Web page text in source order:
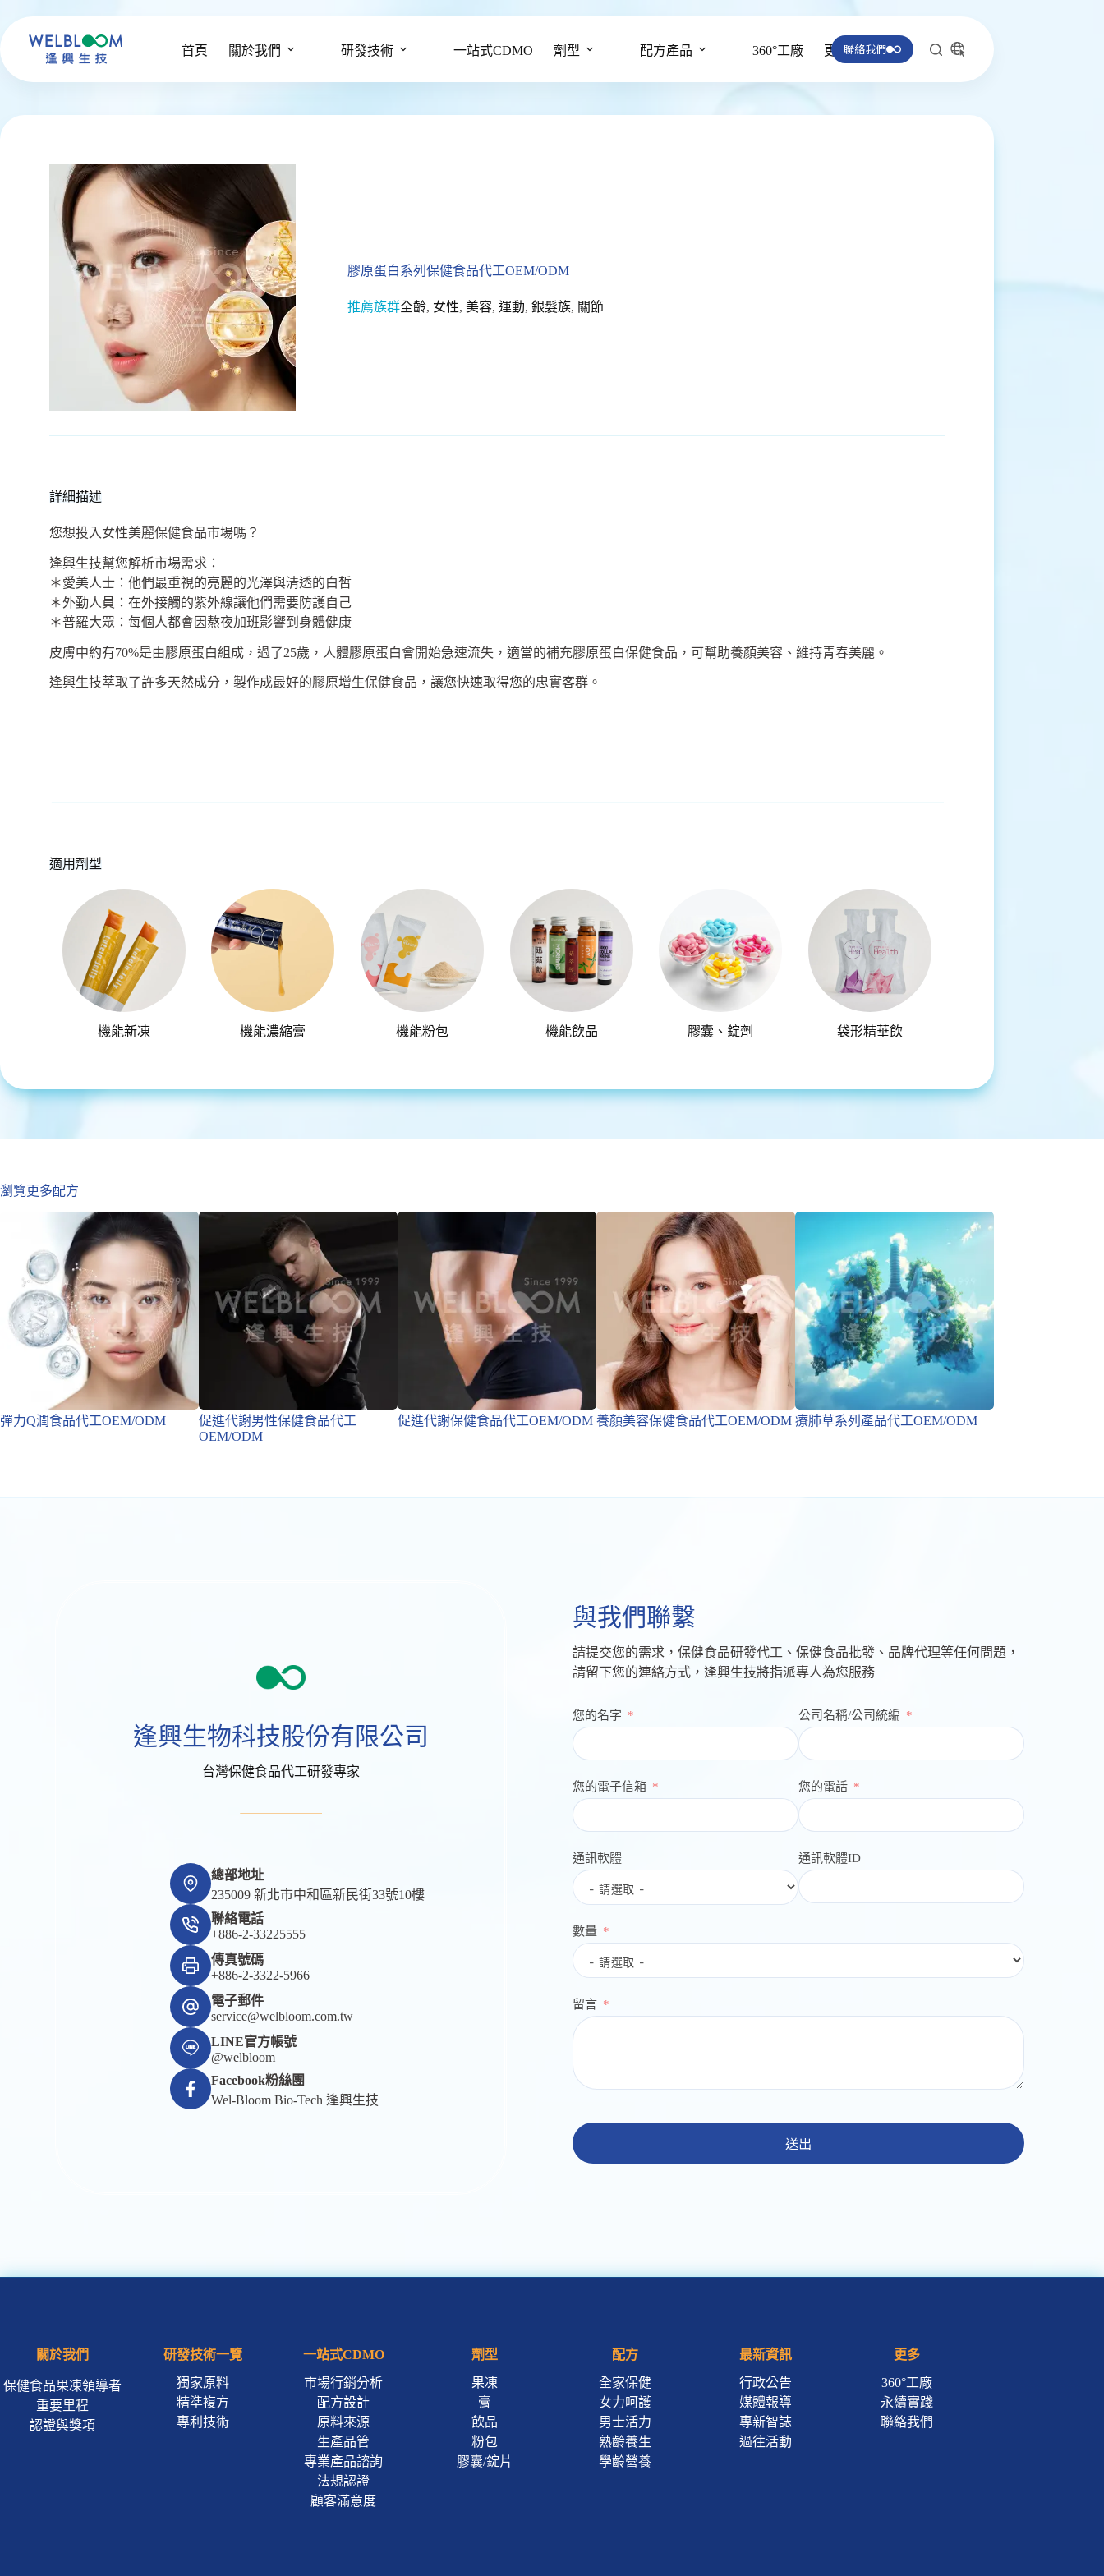
至
要
首頁 關於我們 研發技術 一站式CDMO 劑型 配方產品 360°工廠 更多聯絡我們
膠原蛋白系列保健食品代工OEM/ODM
推薦族群全齡, 女性,美容,運動,銀髮族, 關節
詳細描述
您想投入女性美麗保健食品市場嗎？
逢興生技幫您解析市場需求：
＊愛美人士：他們最重視的亮麗的光澤與清透的白皙
＊外勤人員：在外接觸的紫外線讓他們需要防護自己
＊普羅大眾：每個人都會因熬夜加班影響到身體健康
皮膚中約有70%是由膠原蛋白組成，過了25歲，人體膠原蛋白會開始急速流失，適當的補充膠原蛋白保健食品，可幫助養顏美容、維持青春美麗。
逢興生技萃取了許多天然成分，製作成最好的膠原增生保健食品，讓您快速取得您的忠實客群。
適用劑型
機能新凍 機能濃縮膏 機能粉包 機能飲品 膠囊、錠劑 袋形精華飲
瀏覽更多配方
彈力Q潤食品代工OEM/ODM
促進代謝男性保健食品代工
OEM/ODM
促進代謝保健食品代工OEM/ODM 養顏美容保健食品代工OEM/ODM 療肺草系列產品代工OEM/ODM
逢興生物科技股份有限公司
台灣保健食品代工研發專家
總部地址
235009 新北市中和區新民街33號10樓
聯絡電話
+886-2-33225555
傳真號碼
+886-2-3322-5966
電子郵件
service@welbloom.com.tw
LINE官方帳號
@welbloom
Facebook粉絲團
Wel-Bloom Bio-Tech 逢興生技
與我們聯繫
請提交您的需求，保健食品研發代工、保健食品批發、品牌代理等任何問題，
請留下您的連絡方式，逢興生技將指派專人為您服務
您的名字 公司名稱/公司統編
您的電子信箱 您的電話
通訊軟體 通訊軟體ID
數量
留言
送出
關於我們
保健食品果凍領導者
重要里程
認證與獎項
研發技術一覽
獨家原料
精準複方
專利技術
一站式CDMO
市場行銷分析
配方設計
原料來源
生產品管
專業產品諮詢
法規認證
顧客滿意度
劑型
果凍
膏
飲品
粉包
膠囊/錠片
配方
全家保健
女力呵護
男士活力
熟齡養生
學齡營養
最新資訊
行政公告
媒體報導
專新智誌
過往活動
更多
360°工廠
永續實踐
聯絡我們